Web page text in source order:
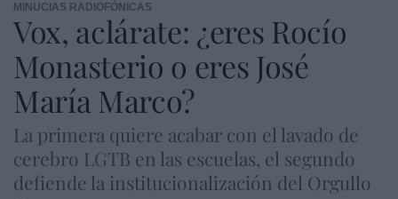
MINUCIAS RADIOFÓNICAS
Vox, aclárate: ¿eres Rocío
Monasterio o eres José
María Marco?
La primera quiere acabar con el lavado de
cerebro LGTB en las escuelas, el segundo
defiende la institucionalización del Orgullo